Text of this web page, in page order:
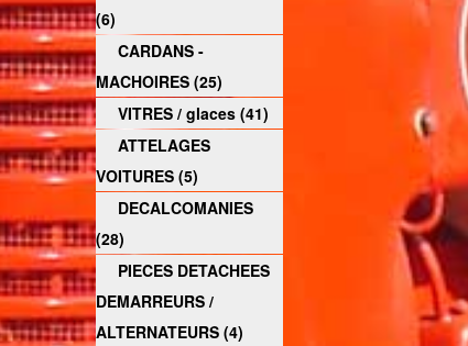
(6)
CARDANS -
MACHOIRES (25)
VITRES / glaces (41)
ATTELAGES
VOITURES (5)
DECALCOMANIES
(28)
PIECES DETACHEES
DEMARREURS /
ALTERNATEURS (4)